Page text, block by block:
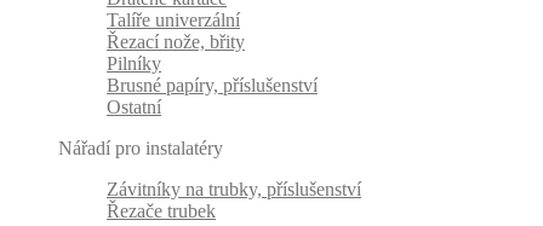
Talíře univerzální
Řezací nože, břity
Pilníky
Brusné papíry, příslušenství
Ostatní
Nářadí pro instalatéry
Závitníky na trubky, příslušenství
Řezače trubek